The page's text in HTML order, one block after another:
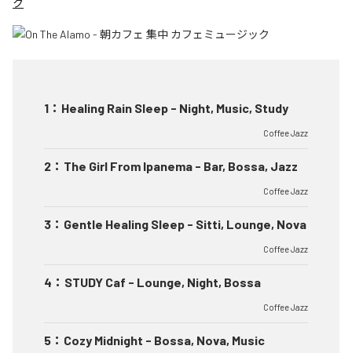
ク
1 ： Healing Rain Sleep - Night, Music, Study
Coffee Jazz
2 ： The Girl From Ipanema - Bar, Bossa, Jazz
Coffee Jazz
3 ： Gentle Healing Sleep - Sitti, Lounge, Nova
Coffee Jazz
4 ： STUDY Caf - Lounge, Night, Bossa
Coffee Jazz
5 ： Cozy Midnight - Bossa, Nova, Music